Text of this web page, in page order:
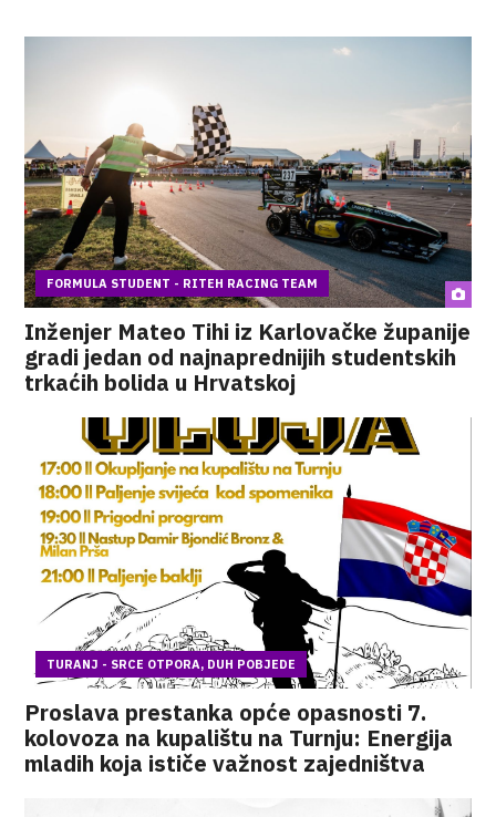
FORMULA STUDENT - RITEH RACING TEAM
Inženjer Mateo Tihi iz Karlovačke županije
gradi jedan od najnaprednijih studentskih
trkaćih bolida u Hrvatskoj
TURANJ - SRCE OTPORA, DUH POBJEDE
Proslava prestanka opće opasnosti 7.
kolovoza na kupalištu na Turnju: Energija
mladih koja ističe važnost zajedništva